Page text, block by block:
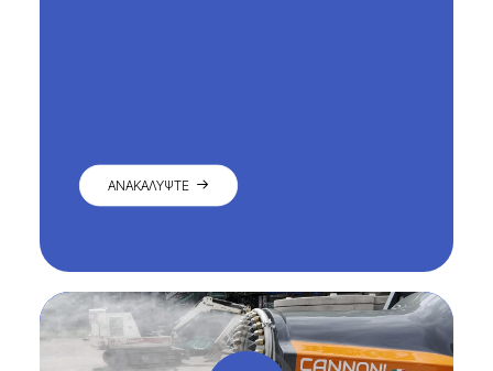
ΑΝΑΚΑΛΥΨΤΕ